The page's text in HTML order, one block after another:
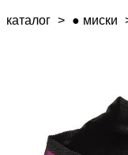
каталог > ● миски